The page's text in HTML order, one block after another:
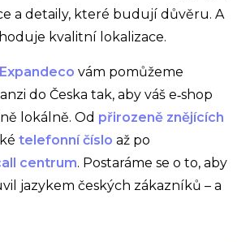
a detaily, které budují důvěru. A
kvalitní lokalizace.
vám pomůžeme
do Česka tak, aby váš e‑shop
lokálně. Od přirozeně znějících
telefonní číslo až po
centrum. Postaráme se o to, aby
jazykem českých zákazníků – a